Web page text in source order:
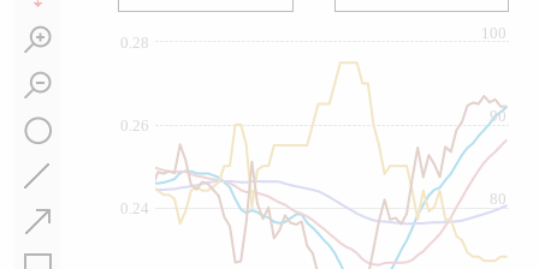
0.24
0.26
0.28
80
90
100